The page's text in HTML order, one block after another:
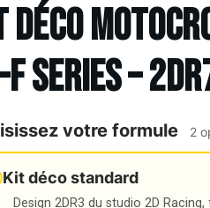
F SERIES –
votre formule 2
Kit déco standard
Design 2DR3 du studio 2D